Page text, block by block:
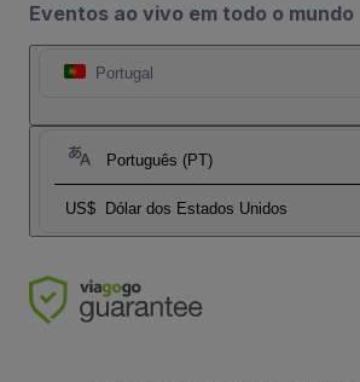
Eventos ao vivo em todo o mundo
Portugal
Português (PT)
US$ Dólar dos Estados Unidos